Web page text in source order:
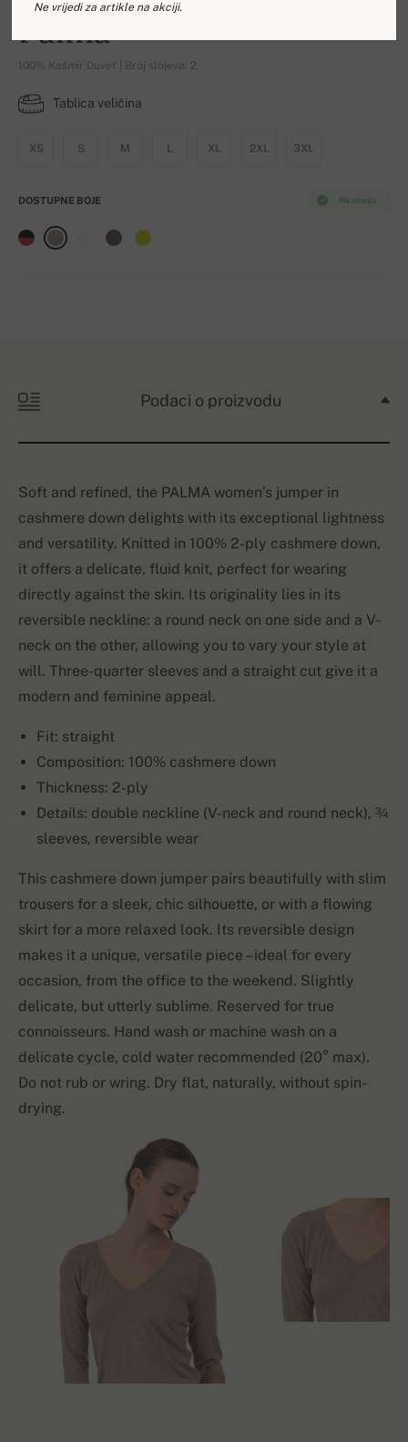
Palma
100% Kašmir Duvet | Broj slojeva: 2
Tablica veličina
XS S M L XL 2XL 3XL
Na stanju
DOSTUPNE BOJE
Podaci o proizvodu
Soft and refined, the PALMA women’s jumper in
cashmere down delights with its exceptional lightness
and versatility. Knitted in 100% 2-ply cashmere down,
it offers a delicate, fluid knit, perfect for wearing
directly against the skin. Its originality lies in its
reversible neckline: a round neck on one side and a V-
neck on the other, allowing you to vary your style at
will. Three-quarter sleeves and a straight cut give it a
modern and feminine appeal.
Fit: straight
Composition: 100% cashmere down
Thickness: 2-ply
Details: double neckline (V-neck and round neck), ¾
sleeves, reversible wear
This cashmere down jumper pairs beautifully with slim
trousers for a sleek, chic silhouette, or with a flowing
skirt for a more relaxed look. Its reversible design
makes it a unique, versatile piece – ideal for every
occasion, from the office to the weekend. Slightly
delicate, but utterly sublime. Reserved for true
connoisseurs. Hand wash or machine wash on a
delicate cycle, cold water recommended (20° max).
Do not rub or wring. Dry flat, naturally, without spin-
drying.
Ne vrijedi za artikle na akciji.